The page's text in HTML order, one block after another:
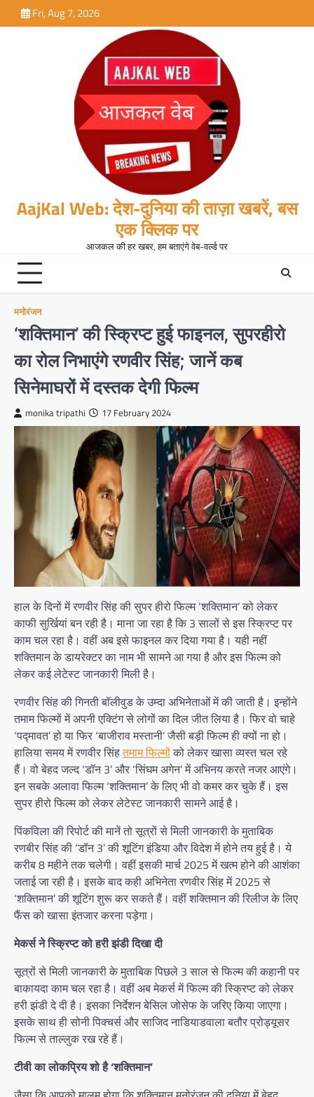
to
Fri, Aug 7, 2026
AajKal Web: देश-दुनिया की ताज़ा खबरें, बस
एक क्लिक पर
आजकल की हर खबर, हम बताएंगे वेब-वर्ल्ड पर
मनोरंजन
‘शक्तिमान’ की स्क्रिप्ट हुई फाइनल, सुपरहीरो
का रोल निभाएंगे रणवीर सिंह; जानें कब
सिनेमाघरों में दस्तक देगी फिल्म
monika tripathi 17 February 2024
हाल के दिनों में रणवीर सिंह की सुपर हीरो फिल्म ‘शक्तिमान’ को लेकर
काफी सुर्खियां बन रही है। माना जा रहा है कि 3 सालों से इस स्क्रिप्ट पर
काम चल रहा है। वहीं अब इसे फाइनल कर दिया गया है। यही नहीं
शक्तिमान के डायरेक्टर का नाम भी सामने आ गया है और इस फिल्म को
लेकर कई लेटेस्ट जानकारी मिली है।
रणवीर सिंह की गिनती बॉलीवुड के उम्दा अभिनेताओं में की जाती है। इन्होंने
तमाम फिल्मों में अपनी एक्टिंग से लोगों का दिल जीत लिया है। फिर वो चाहे
‘पद्मावत’ हो या फिर ‘बाजीराव मस्तानी’ जैसी बड़ी फिल्म ही क्यों ना हो।
हालिया समय में रणवीर सिंहतमाम फिल्मोंको लेकर खासा व्यस्त चल रहे
हैं। वो बेहद जल्द ‘डॉन 3’ और ‘सिंघम अगेन’ में अभिनय करते नजर आएंगे।
इन सबके अलावा फिल्म ‘शक्तिमान’ के लिए भी वो कमर कर चुके हैं। इस
सुपर हीरो फिल्म को लेकर लेटेस्ट जानकारी सामने आई है।
पिंकविला की रिपोर्ट की मानें तो सूत्रों से मिली जानकारी के मुताबिक
रणबीर सिंह की ‘डॉन 3’ की शूटिंग इंडिया और विदेश में होने तय हुई है। ये
करीब 8 महीने तक चलेगी। वहीं इसकी मार्च 2025 में खत्म होने की आशंका
जताई जा रही है। इसके बाद कही अभिनेता रणवीर सिंह में 2025 से
‘शक्तिमान’ की शूटिंग शुरू कर सकते हैं। वहीं शक्तिमान की रिलीज के लिए
फैंस को खासा इंतजार करना पड़ेगा।
मेकर्स ने स्क्रिप्ट को हरी झंडी दिखा दी
सूत्रों से मिली जानकारी के मुताबिक पिछले 3 साल से फिल्म की कहानी पर
बाकायदा काम चल रहा है। वहीं अब मेकर्स में फिल्म की स्क्रिप्ट को लेकर
हरी झंडी दे दी है। इसका निर्देशन बेसिल जोसेफ के जरिए किया जाएगा।
इसके साथ ही सोनी पिक्चर्स और साजिद नाडियाडवाला बतौर प्रोड्यूसर
फिल्म से ताल्लुक रख रहे हैं।
टीवी का लोकप्रिय शो है ‘शक्तिमान’